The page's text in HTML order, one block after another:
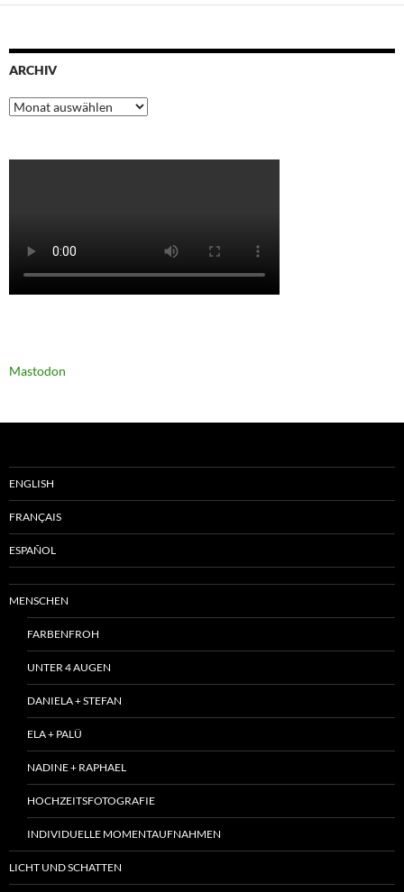
ARCHIV
Archiv
Mastodon
ENGLISH
FRANÇAIS
ESPAÑOL
MENSCHEN
FARBENFROH
UNTER 4 AUGEN
DANIELA + STEFAN
ELA + PALÜ
NADINE + RAPHAEL
HOCHZEITSFOTOGRAFIE
INDIVIDUELLE MOMENTAUFNAHMEN
LICHT UND SCHATTEN